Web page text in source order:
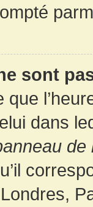
sont
que
dans
de